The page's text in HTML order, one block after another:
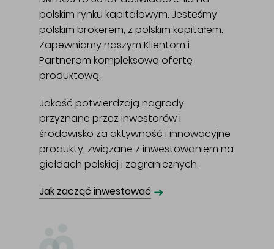
polskim rynku kapitałowym. Jesteśmy
polskim brokerem, z polskim kapitałem.
Zapewniamy naszym Klientom i
Partnerom kompleksową ofertę
produktową.
Jakość potwierdzają nagrody
przyznane przez inwestorów i
środowisko za aktywność i innowacyjne
produkty, związane z inwestowaniem na
giełdach polskiej i zagranicznych.
Jak zacząć inwestować ➜